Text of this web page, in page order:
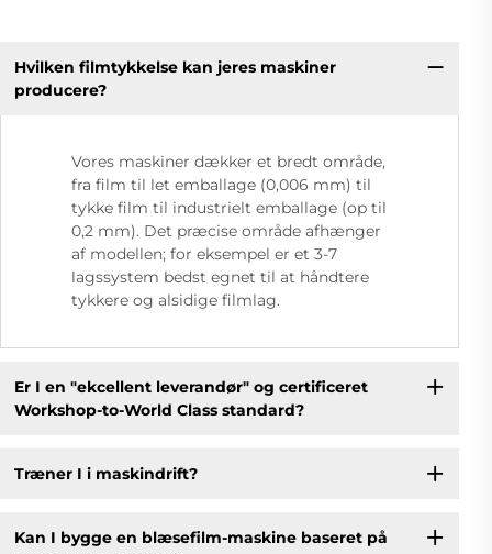
Hvilken filmtykkelse kan jeres maskiner
producere?
Vores maskiner dækker et bredt område,
fra film til let emballage (0,006 mm) til
tykke film til industrielt emballage (op til
0,2 mm). Det præcise område afhænger
af modellen; for eksempel er et 3-7
lagssystem bedst egnet til at håndtere
tykkere og alsidige filmlag.
Er I en "ekcellent leverandør" og certificeret
Workshop-to-World Class standard?
Træner I i maskindrift?
Kan I bygge en blæsefilm-maskine baseret på